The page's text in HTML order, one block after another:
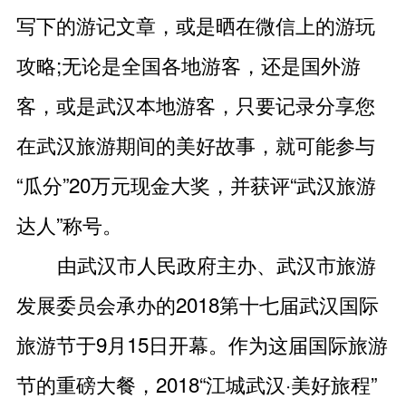
写下的游记文章，或是晒在微信上的游玩
攻略;无论是全国各地游客，还是国外游
客，或是武汉本地游客，只要记录分享您
在武汉旅游期间的美好故事，就可能参与
“瓜分”20万元现金大奖，并获评“武汉旅游
达人”称号。
由武汉市人民政府主办、武汉市旅游
发展委员会承办的2018第十七届武汉国际
旅游节于9月15日开幕。作为这届国际旅游
节的重磅大餐，2018“江城武汉·美好旅程”